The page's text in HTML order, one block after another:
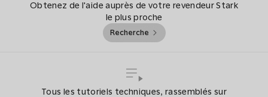
Obtenez de l'aide auprès de votre revendeur Stark
le plus proche
Recherche
Tous les tutoriels techniques, rassemblés sur